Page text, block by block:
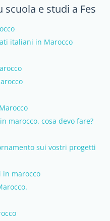
e studi a Fes
italiani in Marocco
marocco. cosa devo fare?
sui vostri progetti
marocco